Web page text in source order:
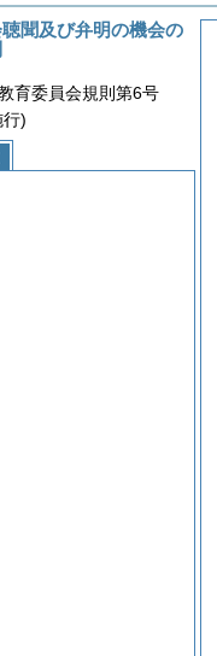
聞及び弁明の機会の
育委員会規則第6号
)